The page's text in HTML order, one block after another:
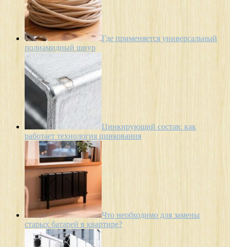
Где применяется универсальный
полиамидный шнур
Цинкирующий состав: как
работает технология цинкования
Что необходимо для замены
старых батарей в квартире?